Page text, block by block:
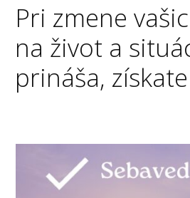
Pri zmene
na život a
prináša,